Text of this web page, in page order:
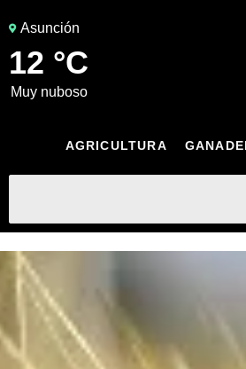
Asunción
12 °C
muy nuboso
AGRICULTURA